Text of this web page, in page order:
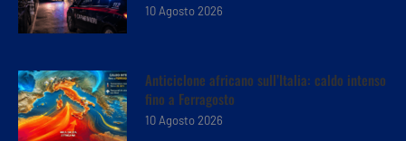
10 Agosto 2026
Anticiclone africano sull’Italia: caldo intenso
fino a Ferragosto
10 Agosto 2026